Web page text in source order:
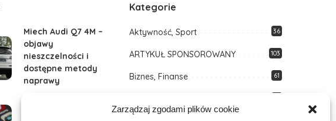
Zarządzaj zgodami plików cookie
Miech Audi Q7 4M –
objawy
nieszczelności i
dostępne metody
naprawy
Kategorie
Aktywność, Sport 36
ARTYKUŁ SPONSOROWANY 103
Biznes, Finanse 61